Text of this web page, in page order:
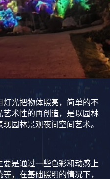
灯光把物体照亮，简单的不
艺术性的再创造，是以园林
园林景观夜间空间艺术。
是通过一些色彩和动感上
，在基础照明的情况下，